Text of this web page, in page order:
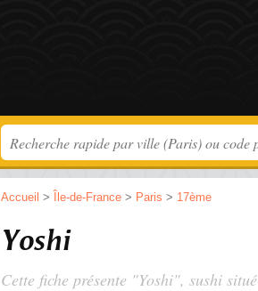
Accueil > Île-de-France > Paris > 17ème
Yoshi
Cette fiche présente "Yoshi", sushi situé